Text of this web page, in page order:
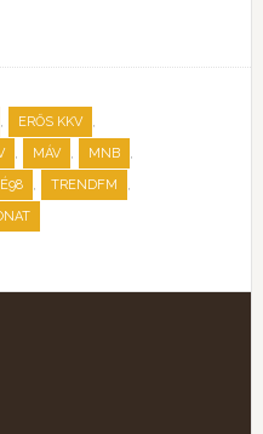
, ERŐS KKV ,
, MÁV , MNB ,
, TRENDFM ,